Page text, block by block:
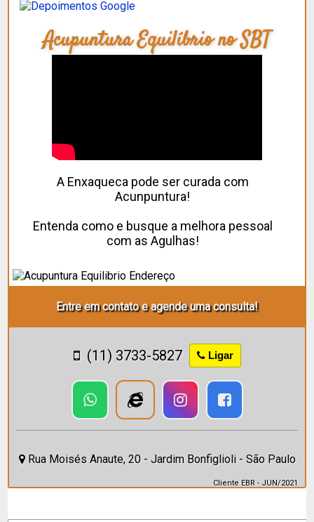
Acupuntura Equilíbrio no SBT
A Enxaqueca pode ser curada com
Acunpuntura!
Entenda como e busque a melhora pessoal
com as Agulhas!
Entre em contato e agende uma consulta!
(11) 3733-5827 Ligar
Rua Moisés Anaute, 20 - Jardim Bonfiglioli - São Paulo
Cliente EBR - JUN/2021